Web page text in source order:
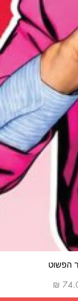
הפשוט
מבצע